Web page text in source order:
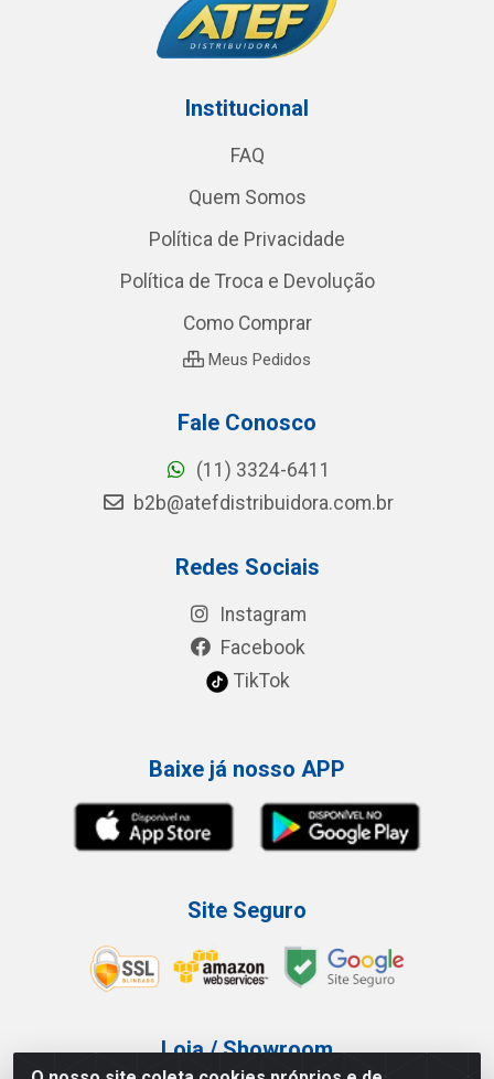
Institucional
FAQ
Quem Somos
Política de Privacidade
Política de Troca e Devolução
Como Comprar
Meus Pedidos
Fale Conosco
(11) 3324-6411
b2b@atefdistribuidora.com.br
Redes Sociais
Instagram
Facebook
TikTok
Baixe já nosso APP
Site Seguro
Loja / Showroom